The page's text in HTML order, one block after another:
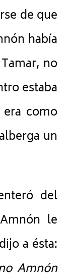
de que
había
no
estaba
como
un
del
le
a ésta:
Amnón